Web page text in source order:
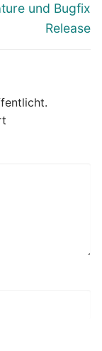
und Bugfix
Release